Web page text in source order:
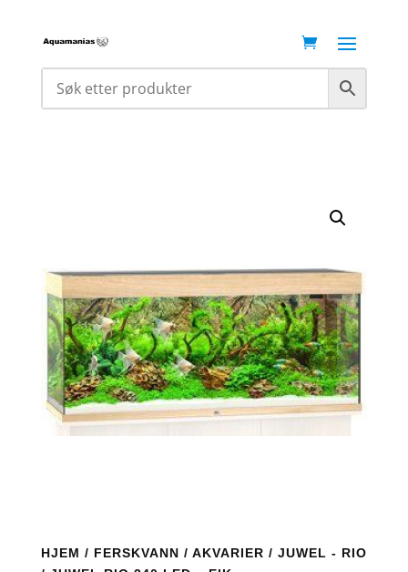
HJEM / FERSKVANN / AKVARIER / JUWEL - RIO